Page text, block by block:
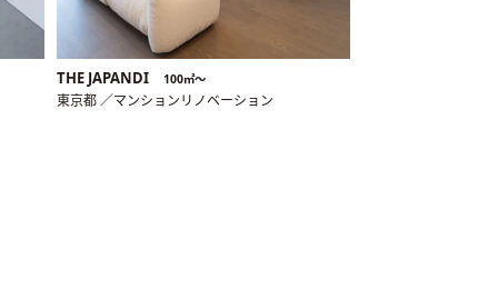
THE JAPANDI 100㎡〜
東京都 ／マンションリノベーション